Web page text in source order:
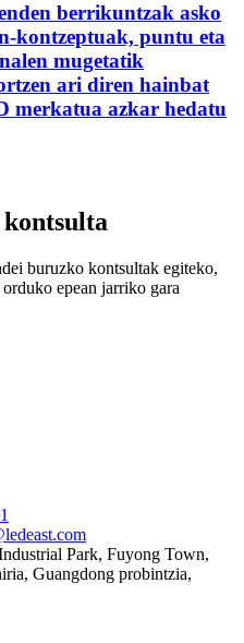
berrikuntzak asko
kontzeptuak, puntu eta
mugetatik
ari diren hainbat
merkatua azkar hedatu
buruzko kontsultak egiteko,
epean jarriko gara
Park, Fuyong Town,
Guangdong probintzia,